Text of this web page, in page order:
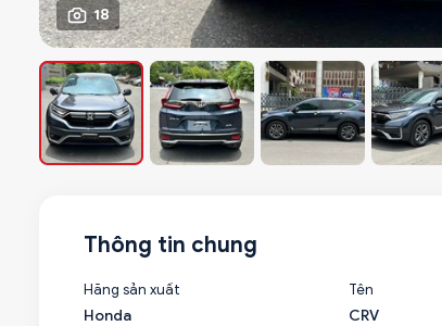
18
Thông tin chung
Hãng sản xuất
Honda
Tên
CRV